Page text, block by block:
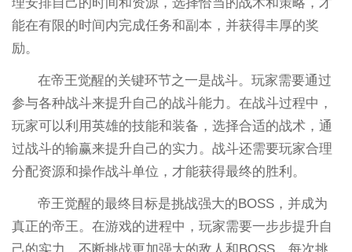
理安排自己的时间和资源，选择恰当的战术和策略，才
能在有限的时间内完成任务和副本，并获得丰厚的奖
励。
在帝王觉醒的关键环节之一是战斗。玩家需要通过
参与各种战斗来提升自己的战斗能力。在战斗过程中，
玩家可以利用英雄的技能和装备，选择合适的战术，通
过战斗的输赢来提升自己的实力。战斗还需要玩家合理
分配资源和操作战斗单位，才能获得最终的胜利。
帝王觉醒的最终目标是挑战强大的BOSS，并成为
真正的帝王。在游戏的进程中，玩家需要一步步提升自